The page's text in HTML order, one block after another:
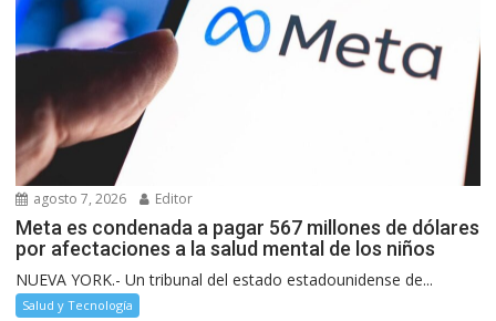
agosto 7, 2026 Editor
Meta es condenada a pagar 567 millones de dólares
por afectaciones a la salud mental de los niños
NUEVA YORK.- Un tribunal del estado estadounidense de...
Salud y Tecnología